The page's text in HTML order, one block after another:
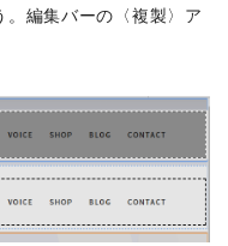
。編集バーの〈複製〉ア